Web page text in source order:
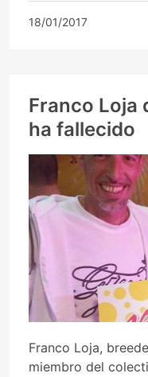
18/01/2017
Franco Loja
ha fallecido
Franco Loja,
miembro del